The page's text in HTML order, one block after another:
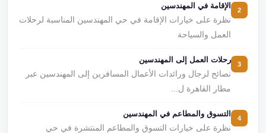
الإقامة في المهندسين
نظرة على خيارات الإقامة في حي المهندسين المناسبة لرحلات
العمل والسياحة
رحلات العمل إلى المهندسين
نصائح لرجال ورائدات الأعمال المسافرين إلى المهندسين عبر
مطار القاهرة ل...
التسوق والمطاعم في المهندسين
نظرة على خيارات التسوق والمطاعم المنتشرة في حي